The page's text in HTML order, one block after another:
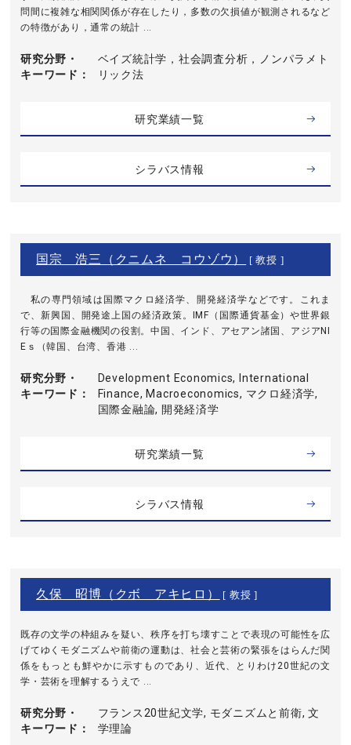
問間に複雑な相関関係が存在したり，多数の欠損値が観測されるなど
の特徴があり，通常の統計 ...
研究分野・
キーワード
ベイズ統計学，社会調査分析，ノンパラメト
リック法
研究業績一覧
シラバス情報
国宗 浩三（クニムネ コウゾウ） [ 教授 ]
私の専門領域は国際マクロ経済学、開発経済学などです。これま
で、新興国、開発途上国の経済政策。IMF（国際通貨基金）や世界銀
行等の国際金融機関の役割。中国、インド、アセアン諸国、アジアNI
Eｓ（韓国、台湾、香港 ...
研究分野・
キーワード
Development Economics, International
Finance, Macroeconomics, マクロ経済学,
国際金融論, 開発経済学
研究業績一覧
シラバス情報
久保 昭博（クボ アキヒロ） [ 教授 ]
既存の文学の枠組みを疑い、秩序を打ち壊すことで表現の可能性を広
げてゆくモダニズムや前衛の運動は、社会と芸術の緊張をはらんだ関
係をもっとも鮮やかに示すものであり、近代、とりわけ20世紀の文
学・芸術を理解するうえで ...
研究分野・
キーワード
フランス20世紀文学, モダニズムと前衛, 文
学理論